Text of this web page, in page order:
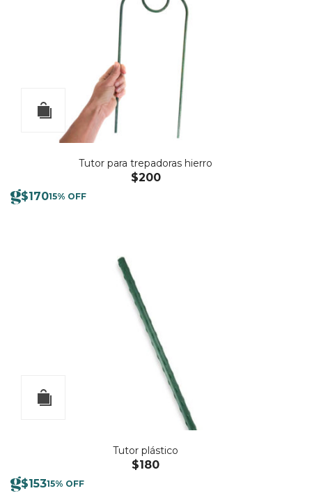
Tutor para trepadoras hierro
$200
$17015% OFF
Tutor plástico
$180
$15315% OFF